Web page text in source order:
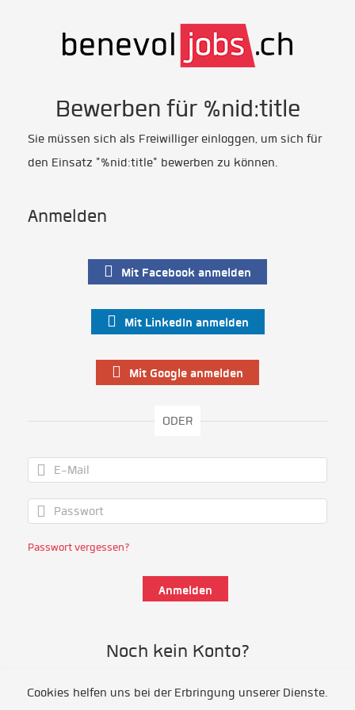
Bewerben für %nid:title
Sie müssen sich als Freiwilliger einloggen, um sich für
den Einsatz "%nid:title" bewerben zu können.
Anmelden
Mit Facebook anmelden
Mit LinkedIn anmelden
Mit Google anmelden
ODER
Passwort vergessen?
Noch kein Konto?
Als Freiwillige/r registrieren
Cookies helfen uns bei der Erbringung unserer Dienste.